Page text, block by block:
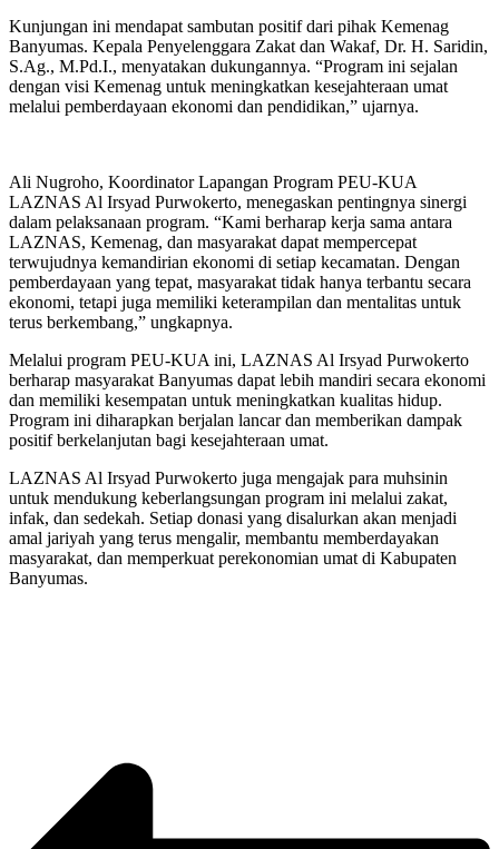
Kunjungan ini mendapat sambutan positif dari pihak Kemenag
Banyumas. Kepala Penyelenggara Zakat dan Wakaf, Dr. H. Saridin,
S.Ag., M.Pd.I., menyatakan dukungannya. “Program ini sejalan
dengan visi Kemenag untuk meningkatkan kesejahteraan umat
melalui pemberdayaan ekonomi dan pendidikan,” ujarnya.
Ali Nugroho, Koordinator Lapangan Program PEU-KUA
LAZNAS Al Irsyad Purwokerto, menegaskan pentingnya sinergi
dalam pelaksanaan program. “Kami berharap kerja sama antara
LAZNAS, Kemenag, dan masyarakat dapat mempercepat
terwujudnya kemandirian ekonomi di setiap kecamatan. Dengan
pemberdayaan yang tepat, masyarakat tidak hanya terbantu secara
ekonomi, tetapi juga memiliki keterampilan dan mentalitas untuk
terus berkembang,” ungkapnya.
Melalui program PEU-KUA ini, LAZNAS Al Irsyad Purwokerto
berharap masyarakat Banyumas dapat lebih mandiri secara ekonomi
dan memiliki kesempatan untuk meningkatkan kualitas hidup.
Program ini diharapkan berjalan lancar dan memberikan dampak
positif berkelanjutan bagi kesejahteraan umat.
LAZNAS Al Irsyad Purwokerto juga mengajak para muhsinin
untuk mendukung keberlangsungan program ini melalui zakat,
infak, dan sedekah. Setiap donasi yang disalurkan akan menjadi
amal jariyah yang terus mengalir, membantu memberdayakan
masyarakat, dan memperkuat perekonomian umat di Kabupaten
Banyumas.